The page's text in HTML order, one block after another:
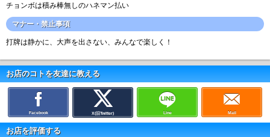
チョンボは積み棒無しのハネマン払い
マナー・禁止事項
打牌は静かに、大声を出さない、みんなで楽しく！
お店のコトを友達に教える
Facebook X(旧Twitter) Line Mail
お店を評価する